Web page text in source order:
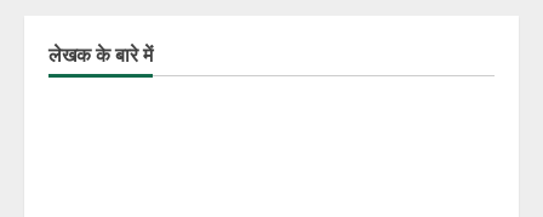
लेखक के बारे में